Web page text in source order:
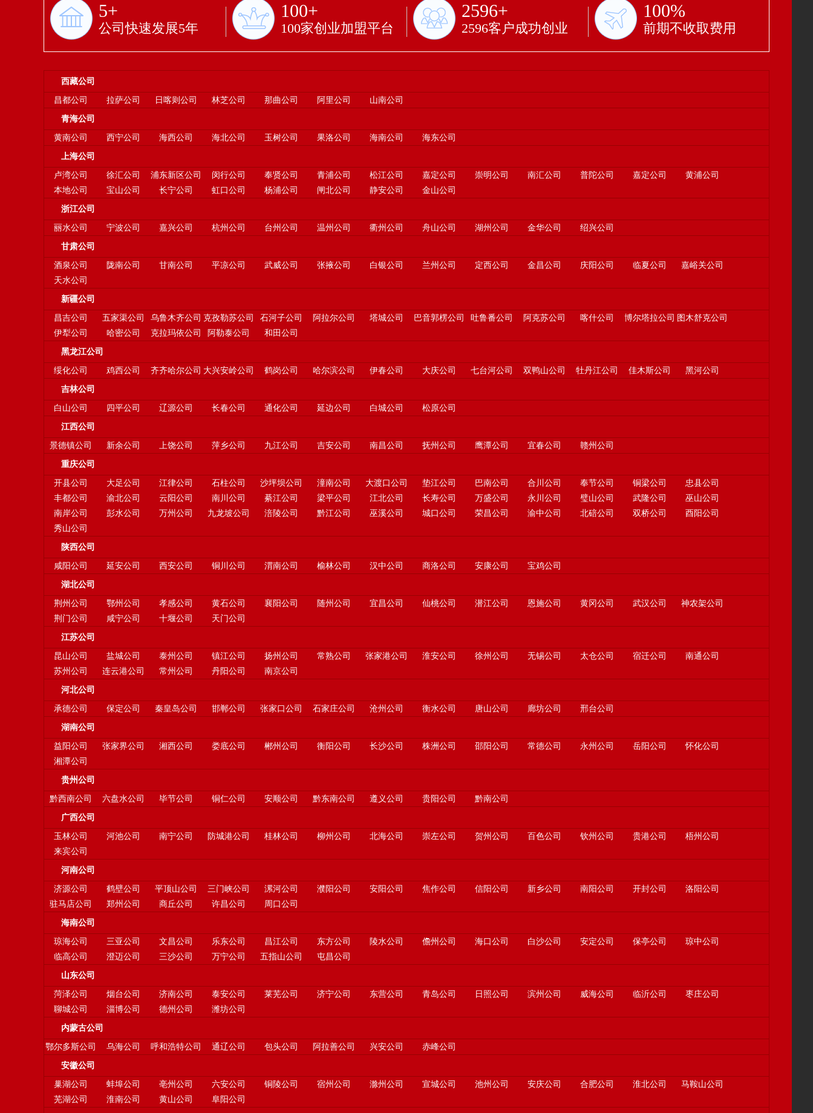
5+
公司快速发展5年
100+
100家创业加盟平台
2596+
2596客户成功创业
100%
前期不收取费用
西藏公司
昌都公司 拉萨公司 日喀则公司 林芝公司 那曲公司 阿里公司 山南公司
青海公司
黄南公司 西宁公司 海西公司 海北公司 玉树公司 果洛公司 海南公司 海东公司
上海公司
卢湾公司 徐汇公司 浦东新区公司 闵行公司 奉贤公司 青浦公司 松江公司 嘉定公司 崇明公司 南汇公司 普陀公司 嘉定公司
黄浦公司
本地公司
宝山公司 长宁公司 虹口公司 杨浦公司 闸北公司 静安公司 金山公司
浙江公司
丽水公司 宁波公司 嘉兴公司 杭州公司 台州公司 温州公司 衢州公司 舟山公司 湖州公司 金华公司 绍兴公司
甘肃公司
酒泉公司 陇南公司 甘南公司 平凉公司 武威公司 张掖公司 白银公司 兰州公司 定西公司 金昌公司 庆阳公司 临夏公司
嘉峪关公司
天水公司
新疆公司
昌吉公司 五家渠公司 乌鲁木齐公司 克孜勒苏公司 石河子公司 阿拉尔公司 塔城公司 巴音郭楞公司 吐鲁番公司 阿克苏公司 喀什公司 博尔塔拉公司 图木舒克公司
伊犁公司
哈密公司 克拉玛依公司 阿勒泰公司 和田公司
黑龙江公司
绥化公司 鸡西公司 齐齐哈尔公司 大兴安岭公司 鹤岗公司 哈尔滨公司 伊春公司 大庆公司 七台河公司 双鸭山公司 牡丹江公司 佳木斯公司 黑河公司
吉林公司
白山公司 四平公司 辽源公司 长春公司 通化公司 延边公司 白城公司 松原公司
江西公司
景德镇公司 新余公司 上饶公司 萍乡公司 九江公司 吉安公司 南昌公司 抚州公司 鹰潭公司 宜春公司 赣州公司
重庆公司
开县公司 大足公司 江律公司 石柱公司 沙坪坝公司 潼南公司 大渡口公司 垫江公司 巴南公司 合川公司 奉节公司 铜梁公司
忠县公司
丰都公司
渝北公司 云阳公司 南川公司 綦江公司 梁平公司 江北公司 长寿公司 万盛公司 永川公司 璧山公司 武隆公司
巫山公司
南岸公司
彭水公司 万州公司 九龙坡公司 涪陵公司 黔江公司 巫溪公司 城口公司 荣昌公司 渝中公司 北碚公司 双桥公司
酉阳公司
秀山公司
陕西公司
咸阳公司 延安公司 西安公司 铜川公司 渭南公司 榆林公司 汉中公司 商洛公司 安康公司 宝鸡公司
湖北公司
荆州公司 鄂州公司 孝感公司 黄石公司 襄阳公司 随州公司 宜昌公司 仙桃公司 潜江公司 恩施公司 黄冈公司 武汉公司
神农架公司
荆门公司
咸宁公司 十堰公司 天门公司
江苏公司
昆山公司 盐城公司 泰州公司 镇江公司 扬州公司 常熟公司 张家港公司 淮安公司 徐州公司 无锡公司 太仓公司 宿迁公司
南通公司
苏州公司
连云港公司 常州公司 丹阳公司 南京公司
河北公司
承德公司 保定公司 秦皇岛公司 邯郸公司 张家口公司 石家庄公司 沧州公司 衡水公司 唐山公司 廊坊公司 邢台公司
湖南公司
益阳公司 张家界公司 湘西公司 娄底公司 郴州公司 衡阳公司 长沙公司 株洲公司 邵阳公司 常德公司 永州公司 岳阳公司
怀化公司
湘潭公司
贵州公司
黔西南公司 六盘水公司 毕节公司 铜仁公司 安顺公司 黔东南公司 遵义公司 贵阳公司 黔南公司
广西公司
玉林公司 河池公司 南宁公司 防城港公司 桂林公司 柳州公司 北海公司 崇左公司 贺州公司 百色公司 钦州公司 贵港公司
梧州公司
来宾公司
河南公司
济源公司 鹤壁公司 平顶山公司 三门峡公司 漯河公司 濮阳公司 安阳公司 焦作公司 信阳公司 新乡公司 南阳公司 开封公司
洛阳公司
驻马店公司
郑州公司 商丘公司 许昌公司 周口公司
海南公司
琼海公司 三亚公司 文昌公司 乐东公司 昌江公司 东方公司 陵水公司 儋州公司 海口公司 白沙公司 安定公司 保亭公司
琼中公司
临高公司
澄迈公司 三沙公司 万宁公司 五指山公司 屯昌公司
山东公司
菏泽公司 烟台公司 济南公司 泰安公司 莱芜公司 济宁公司 东营公司 青岛公司 日照公司 滨州公司 威海公司 临沂公司
枣庄公司
聊城公司
淄博公司 德州公司 潍坊公司
内蒙古公司
鄂尔多斯公司 乌海公司 呼和浩特公司 通辽公司 包头公司 阿拉善公司 兴安公司 赤峰公司
安徽公司
巢湖公司 蚌埠公司 亳州公司 六安公司 铜陵公司 宿州公司 滁州公司 宣城公司 池州公司 安庆公司 合肥公司 淮北公司
马鞍山公司
芜湖公司
淮南公司 黄山公司 阜阳公司